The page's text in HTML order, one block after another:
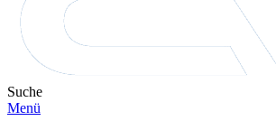
Suche
Menü